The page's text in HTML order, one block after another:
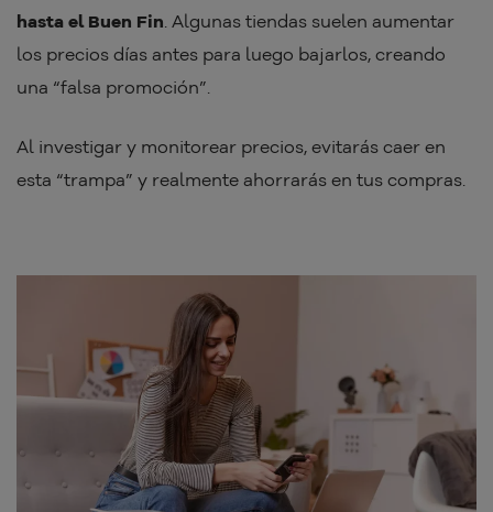
hasta el Buen Fin . Algunas tiendas suelen aumentar
los precios días antes para luego bajarlos, creando
una “falsa promoción”.
Al investigar y monitorear precios, evitarás caer en
esta “trampa” y realmente ahorrarás en tus compras.